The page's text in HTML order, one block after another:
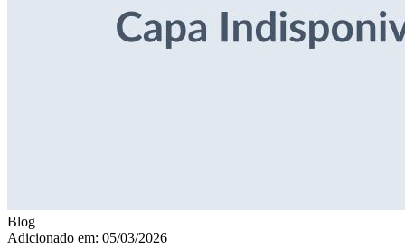
Blog
Adicionado em: 05/03/2026